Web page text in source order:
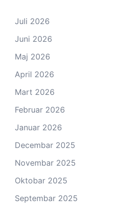
Juli 2026
Juni 2026
Maj 2026
April 2026
Mart 2026
Februar 2026
Januar 2026
Decembar 2025
Novembar 2025
Oktobar 2025
Septembar 2025